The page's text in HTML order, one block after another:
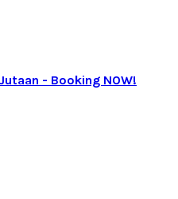
- Booking NOW!